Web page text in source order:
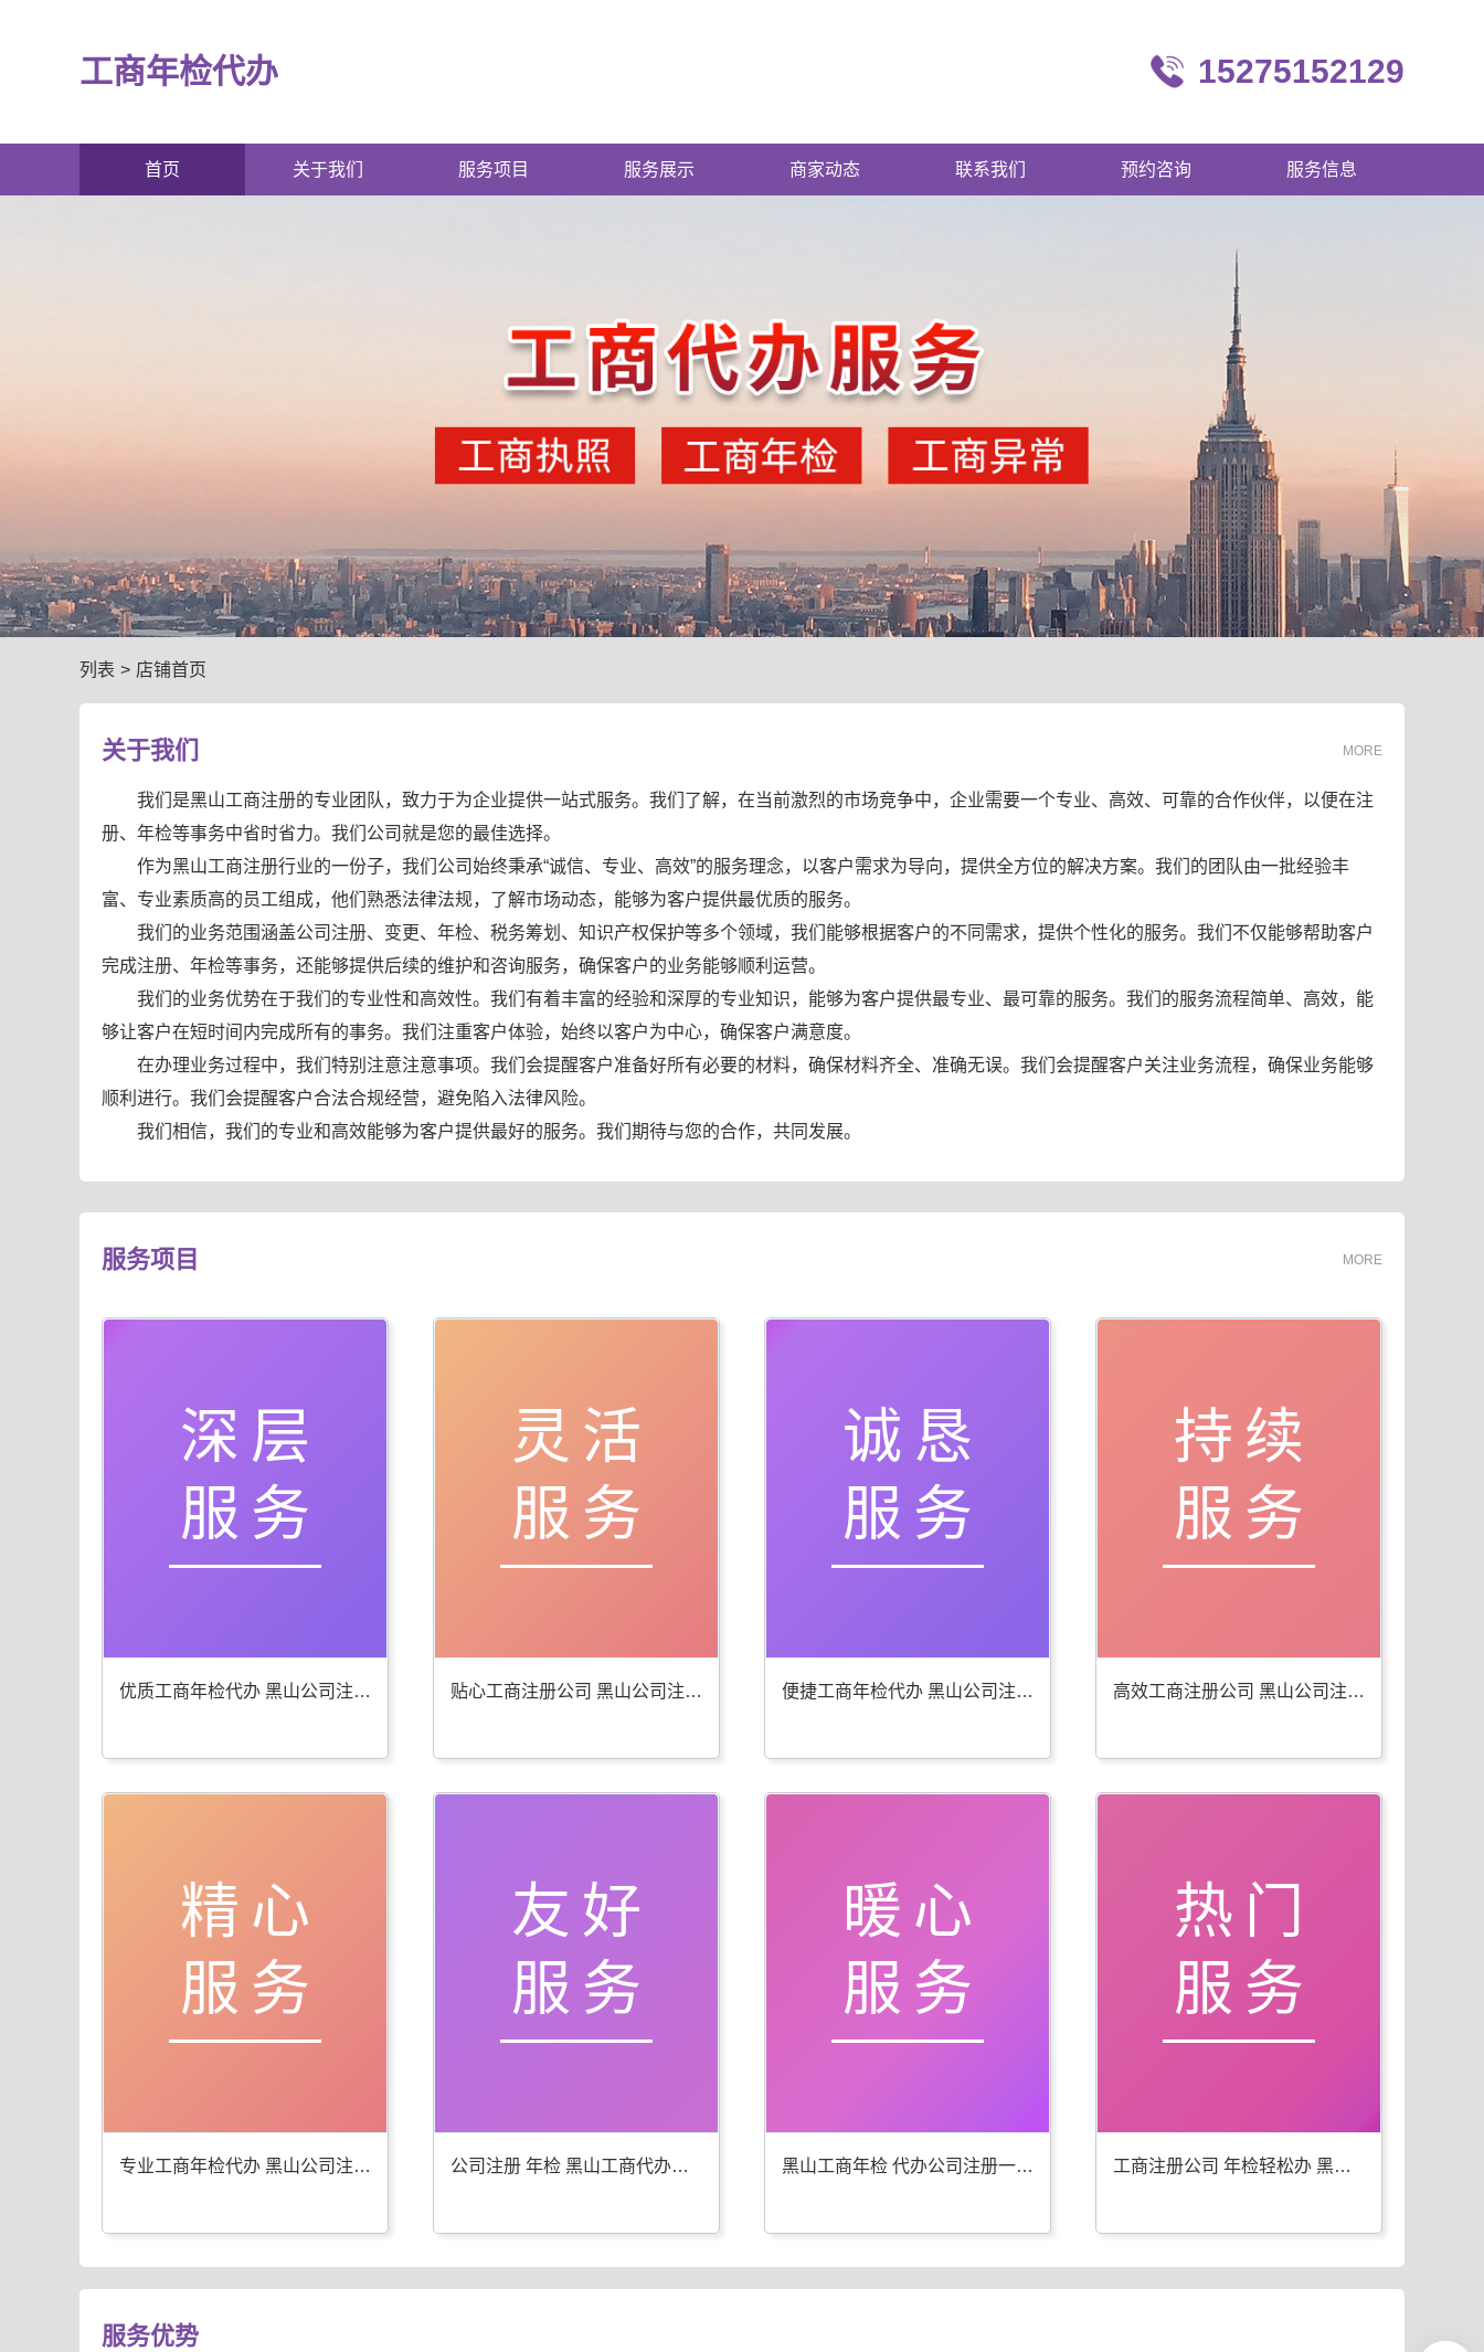
工商年检代办 15275152129
首页 关于我们 服务项目 服务展示 商家动态 联系我们 预约咨询 服务信息
列表 > 店铺首页
关于我们 MORE
我们是黑山工商注册的专业团队，致力于为企业提供一站式服务。我们了解，在当前激烈的市场竞争中，企业需要一个专业、高效、可靠的合作伙伴，以便在注
册、年检等事务中省时省力。我们公司就是您的最佳选择。
作为黑山工商注册行业的一份子，我们公司始终秉承“诚信、专业、高效”的服务理念，以客户需求为导向，提供全方位的解决方案。我们的团队由一批经验丰
富、专业素质高的员工组成，他们熟悉法律法规，了解市场动态，能够为客户提供最优质的服务。
我们的业务范围涵盖公司注册、变更、年检、税务筹划、知识产权保护等多个领域，我们能够根据客户的不同需求，提供个性化的服务。我们不仅能够帮助客户
完成注册、年检等事务，还能够提供后续的维护和咨询服务，确保客户的业务能够顺利运营。
我们的业务优势在于我们的专业性和高效性。我们有着丰富的经验和深厚的专业知识，能够为客户提供最专业、最可靠的服务。我们的服务流程简单、高效，能
够让客户在短时间内完成所有的事务。我们注重客户体验，始终以客户为中心，确保客户满意度。
在办理业务过程中，我们特别注意注意事项。我们会提醒客户准备好所有必要的材料，确保材料齐全、准确无误。我们会提醒客户关注业务流程，确保业务能够
顺利进行。我们会提醒客户合法合规经营，避免陷入法律风险。
我们相信，我们的专业和高效能够为客户提供最好的服务。我们期待与您的合作，共同发展。
服务项目 MORE
深层
服务
优质工商年检代办 黑山公司注册服务棒
灵活
服务
贴心工商注册公司 黑山公司注册服务好
诚恳
服务
便捷工商年检代办 黑山公司注册服务佳
持续
服务
高效工商注册公司 黑山公司注册服务全
精心
服务
专业工商年检代办 黑山公司注册服务优
友好
服务
公司注册 年检 黑山工商代办更专业
暖心
服务
黑山工商年检 代办公司注册一步到位
热门
服务
工商注册公司 年检轻松办 黑山优选
服务优势